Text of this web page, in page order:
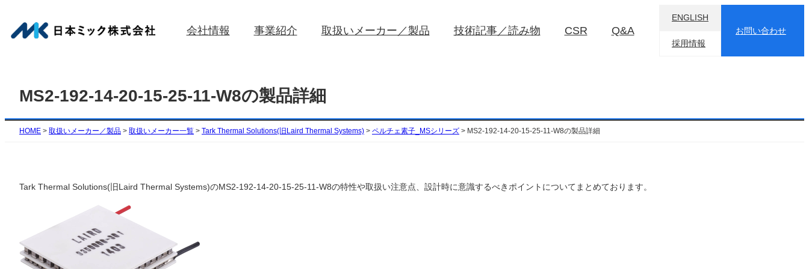
を
会社情報 事業紹介 取扱いメーカー／製品 技術記事／読み物 CSR Q&A
ENGLISH
採用情報
お問い合わせ
MS2-192-14-20-15-25-11-W8の製品詳細
HOME > 取扱いメーカー／製品 > 取扱いメーカー一覧 > Tark Thermal Solutions(旧Laird Thermal Systems) > ペルチェ素子_MSシリーズ > MS2-192-14-20-15-25-11-W8の製品詳細
Tark Thermal Solutions(旧Laird Thermal Systems)のMS2-192-14-20-15-25-11-W8の特性や取扱い注意点、設計時に意識するべきポイントについてまとめております。